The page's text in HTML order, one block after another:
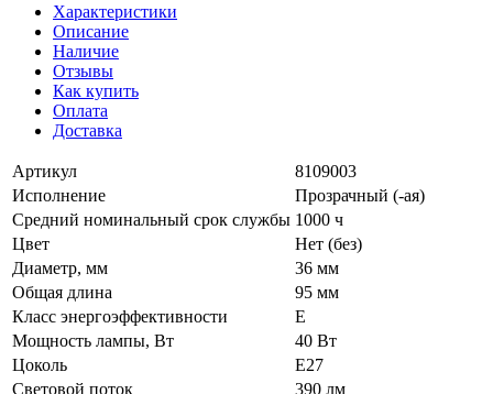
Характеристики
Описание
Наличие
Отзывы
Как купить
Оплата
Доставка
Артикул
8109003
Исполнение
Прозрачный (-ая)
Средний номинальный срок службы 1000 ч
Цвет
Нет (без)
Диаметр, мм
36 мм
Общая длина
95 мм
Класс энергоэффективности
E
Мощность лампы, Вт
40 Вт
Цоколь
E27
Световой поток
390 лм